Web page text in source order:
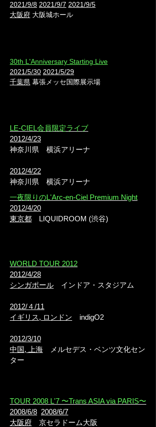
2021/9/8 2021/9/7 2021/9/5
大阪府 大阪城ホール
30th L'Anniversary Starting Live
2021/5/30 2021/5/29
千葉県 幕張メッセ国際展示場
LE-CIEL会員限定ライブ
2012/4/23
神奈川県 横浜アリーナ
2012/4/22
神奈川県 横浜アリーナ
一夜限りのL'Arc-en-Ciel Premium Night
2012/4/20
東京都 LIQUIDROOM (渋谷)
WORLD TOUR 2012
2012/4/28
シンガポール インドア・スタジアム
2012/４/11
イギリス, ロンドン indigO2
2012/3/10
中国, 上海 メルセデス・ベンツ文化セン
ター
TOUR 2008 L'7 〜Trans ASIA via PARIS〜
2008/6/8 2008/6/7
大阪府 京セラドーム大阪